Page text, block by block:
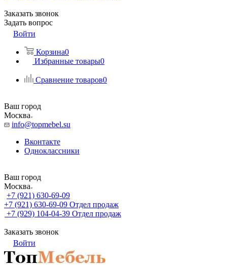
Заказать звонок
Задать вопрос
Войти
Корзина0
Избранные товары0
Сравнение товаров0
Ваш город
Москва
info@topmebel.su
Вконтакте
Одноклассники
Ваш город
Москва
+7 (921) 630-69-09
+7 (921) 630-69-09 Отдел продаж
+7 (929) 104-04-39 Отдел продаж
Заказать звонок
Войти